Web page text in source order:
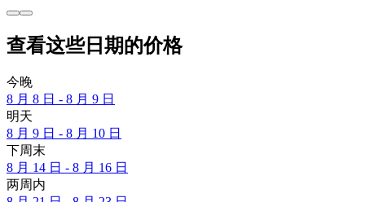
查看这些日期的价格
今晚
8 月 8 日 - 8 月 9 日
明天
8 月 9 日 - 8 月 10 日
下周末
8 月 14 日 - 8 月 16 日
两周内